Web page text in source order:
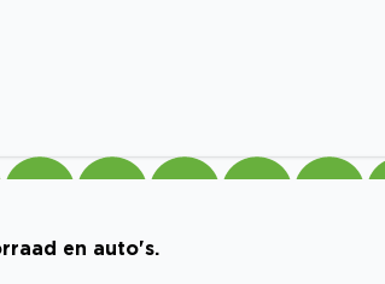
en auto's.